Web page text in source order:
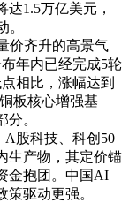
1.5万亿美元，
。
价齐升的高景气
年内已经完成5轮
相比，涨幅达到
板核心增强基
。
A股科技、科创50
生产物，其定价锚
金抱团。中国AI
驱动更强。